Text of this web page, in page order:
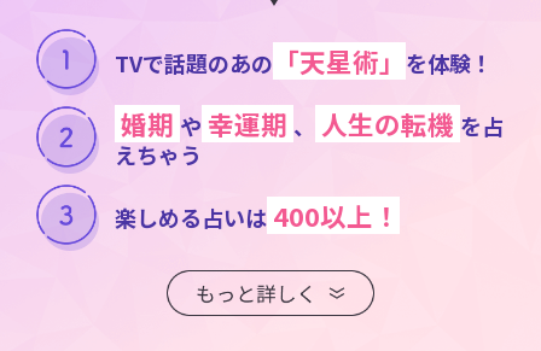
TVで話題のあの 「天星術」 を体験！
婚期 や 幸運期 、 人生の転機 を占
えちゃう
楽しめる占いは400以上！